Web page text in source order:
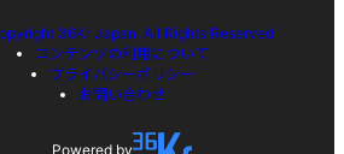
36Kr Japan, All Rights Reserved
コンテンツの利用について
プライバシーポリシー
お問い合わせ
Powered by